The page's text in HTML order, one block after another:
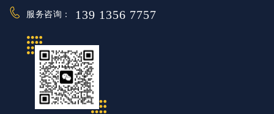
服务咨询： 139 1356 7757